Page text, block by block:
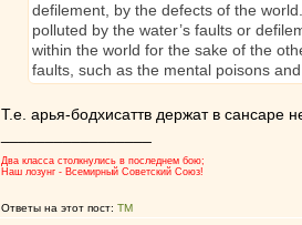
defilement, by the defects of the
polluted by the water’s faults or
within the world for the sake of the
faults, such as the mental poisons
Т.е. арья-бодхисаттв держат в сансаре
Два класса столкнулись в последнем бою;
Наш лозунг - Всемирный Советский Союз!
Ответы на этот пост: ТМ